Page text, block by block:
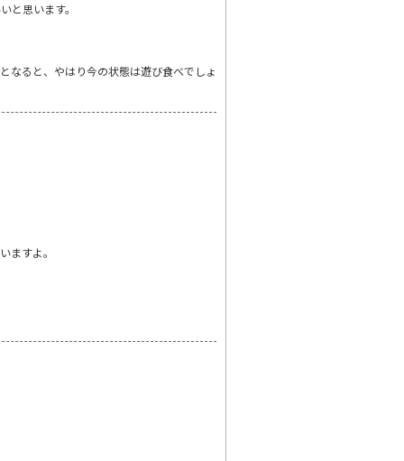
と思います。
なると、やはり今の状態は遊び食べでしょ
ますよ。